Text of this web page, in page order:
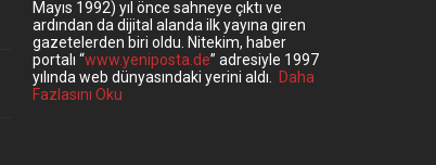
Mayıs 1992) yıl önce sahneye çıktı ve
ardından da dijital alanda ilk yayına giren
gazetelerden biri oldu. Nitekim, haber
portalı “www.yeniposta.de” adresiyle 1997
yılında web dünyasındaki yerini aldı. Daha
Fazlasını Oku